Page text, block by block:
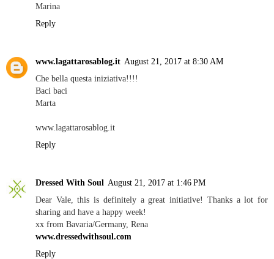
Marina
Reply
www.lagattarosablog.it August 21, 2017 at 8:30 AM
Che bella questa iniziativa!!!!
Baci baci
Marta
www.lagattarosablog.it
Reply
Dressed With Soul August 21, 2017 at 1:46 PM
Dear Vale, this is definitely a great initiative! Thanks a lot for
sharing and have a happy week!
xx from Bavaria/Germany, Rena
www.dressedwithsoul.com
Reply